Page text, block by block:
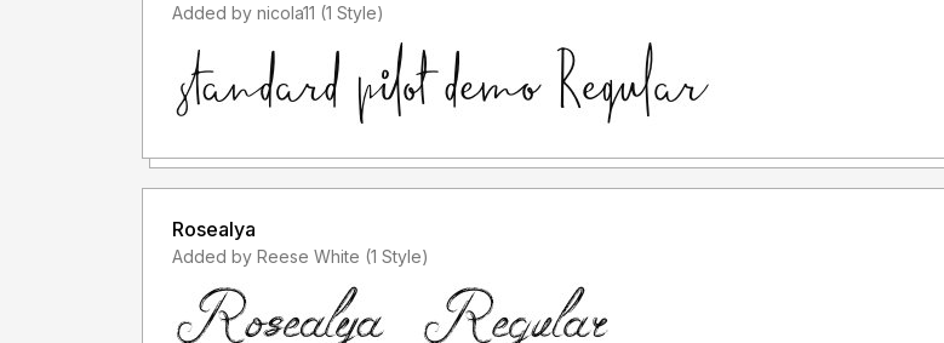
Added by nicola11 (1 Style)
Rosealya
Added by Reese White (1 Style)